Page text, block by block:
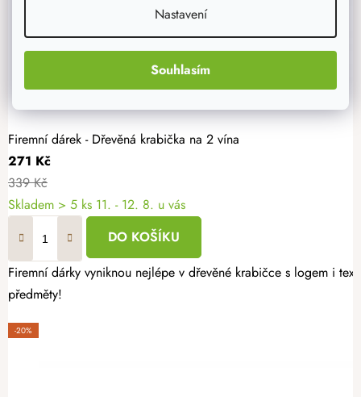
Nastavení
Souhlasím
Firemní dárek - Dřevěná krabička na 2 vína
271 Kč
339 Kč
Skladem > 5 ks 11. - 12. 8. u vás
DO KOŠÍKU
Firemní dárky vyniknou nejlépe v dřevěné krabičce s logem i
předměty!
-20%